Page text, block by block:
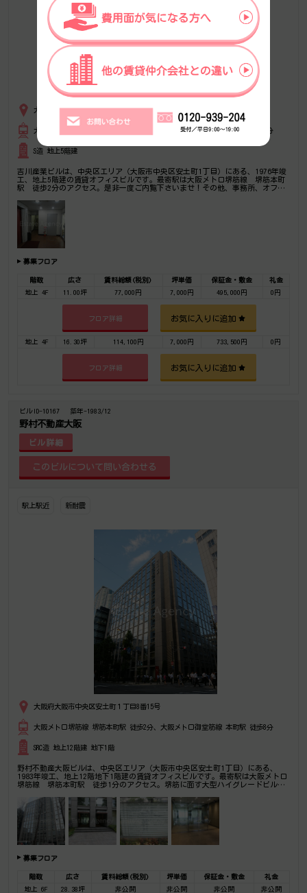
大阪府大阪市中央区安土町１丁目8番1号
大阪メトロ堺筋線 堺筋本町駅 徒歩2分、大阪メトロ御堂筋線 本町駅 徒歩8分
S造 地上5階建
吉川産業ビルは、中央区エリア（大阪市中央区安土町1丁目）にある、1976年竣
工、地上5階建の賃貸オフィスビルです。最寄駅は大阪メトロ堺筋線 堺筋本町
駅 徒歩2分のアクセス。是非一度ご内覧下さいませ！その他、事務所、オフィ
募集フロア
階数 広さ 賃料総額(税別) 坪単価 保証金・敷金
礼金
地上 4F
11.00坪 77,000円 7,000円 495,000円 0円
フロア詳細 お気に入りに追加
地上 4F 16.30坪 114,100円 7,000円 733,500円 0円
フロア詳細 お気に入りに追加
ビルID-10167 築年-1983/12
野村不動産大阪
ビル詳細
駅上駅近 新耐震
大阪府大阪市中央区安土町１丁目8番15号
大阪メトロ堺筋線 堺筋本町駅 徒歩2分、大阪メトロ御堂筋線 本町駅 徒歩8分
SRC造 地上12階建 地下1階
野村不動産大阪ビルは、中央区エリア（大阪市中央区安土町1丁目）にある、
1983年竣工、地上12階地下1階建の賃貸オフィスビルです。最寄駅は大阪メトロ
堺筋線 堺筋本町駅 徒歩1分のアクセス。堺筋に面す大型ハイグレードビル。
下さいませ！その他、事務所、オフィス移転の事なら何でもご相談下さい。
募集フロア
階数 広さ 賃料総額(税別) 坪単価 保証金・敷金
礼金
地上 6F
28.38坪 非公開 非公開 非公開 非公開